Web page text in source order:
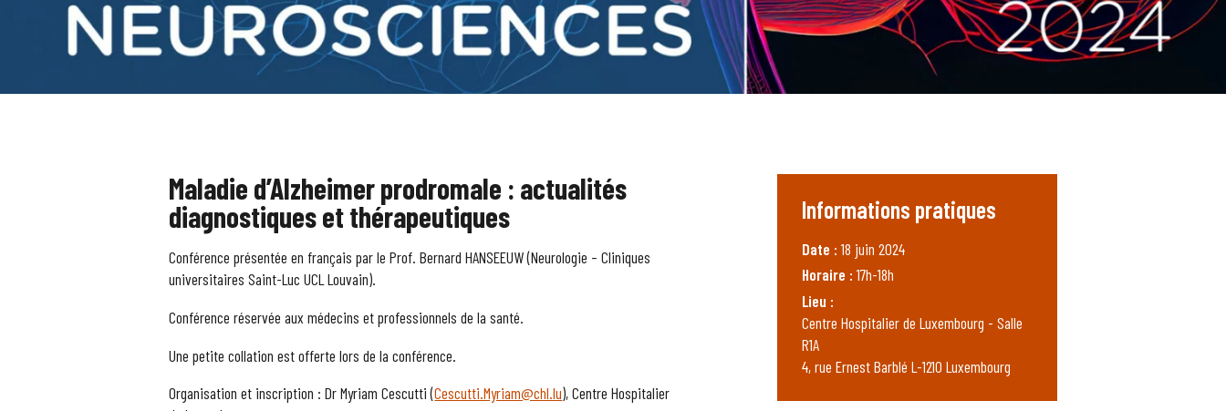
Maladie d’Alzheimer prodromale : actualités
diagnostiques et thérapeutiques
Conférence présentée en français par le Prof. Bernard HANSEEUW (Neurologie – Cliniques
universitaires Saint-Luc UCL Louvain).
Conférence réservée aux médecins et professionnels de la santé.
Une petite collation est offerte lors de la conférence.
Organisation et inscription : Dr Myriam Cescutti (Cescutti.Myriam@chl.lu), Centre Hospitalier
Informations pratiques
Date :18 juin 2024
Horaire :17h-18h
Lieu :
Centre Hospitalier de Luxembourg - Salle
R1A
4, rue Ernest Barblé L-1210 Luxembourg